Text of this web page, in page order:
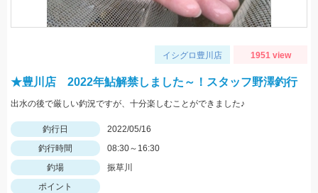
イシグロ豊川店 1951 view
★豊川店 2022年鮎解禁しました～！スタッフ野澤釣行
出水の後で厳しい釣況ですが、十分楽しむことができました♪
釣行日
2022/05/16
釣行時間
08:30～16:30
釣場
振草川
ポイント